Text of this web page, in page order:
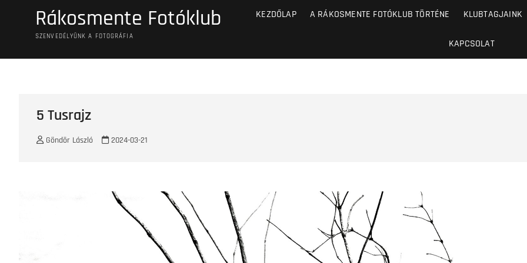
Rákosmente Fotóklub
SZENVEDÉLYÜNK A FOTOGRÁFIA
KEZDŐLAP A RÁKOSMENTE FOTÓKLUB TÖRTÉNE KLUBTAGJAINK
KAPCSOLAT
5 Tusrajz
Göndör László 2024-03-21